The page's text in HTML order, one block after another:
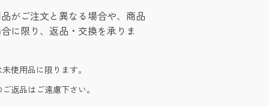
がご注文と異なる場合や、商品
に限り、返品・交換を承りま
使用品に限ります。
返品はご遠慮下さい。